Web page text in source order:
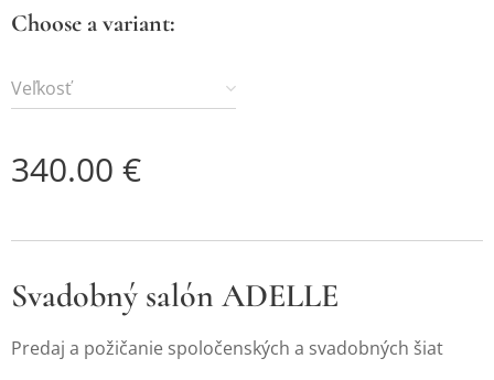
Choose a variant:
Veľkosť
340.00 €
Svadobný salón ADELLE
Predaj a požičanie spoločenských a svadobných šiat